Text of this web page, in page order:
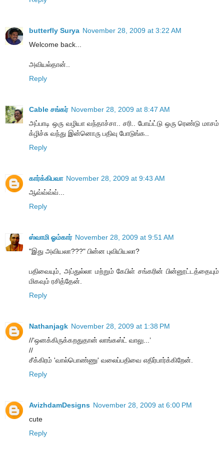
butterfly Surya November 28, 2009 at 3:22 AM
Welcome back...
அவியல்தான்..
Reply
Cable சங்கர் November 28, 2009 at 8:47 AM
அப்பாடி ஒரு வழியா வந்தாச்சா.. சரி.. போய்ட்டு ஒரு ரெண்டு மாசம்
க்ழிச்சு வந்து இன்னொரு பதிவு போடுங்க..
Reply
கார்க்கிபவா November 28, 2009 at 9:43 AM
ஆவ்வ்வ்வ்...
Reply
ஸ்வாமி ஓம்கார் November 28, 2009 at 9:51 AM
"இது அவியலா???" பின்ன புவியியலா?
பதிவையும், அப்துல்லா மற்றும் கேபிள் சங்கரின் பின்னூட்டத்தையும்
மிகவும் ரசித்தேன்.
Reply
Nathanjagk November 28, 2009 at 1:38 PM
//‘ஒனக்கிருக்கறதுதான் லாங்கஸ்ட் வாலு...’
//
சீக்கிரம் 'வால்​பொண்ணு' வலைப்பதிவை எதிர்பார்க்கி​றேன்.
Reply
AvizhdamDesigns November 28, 2009 at 6:00 PM
cute
Reply